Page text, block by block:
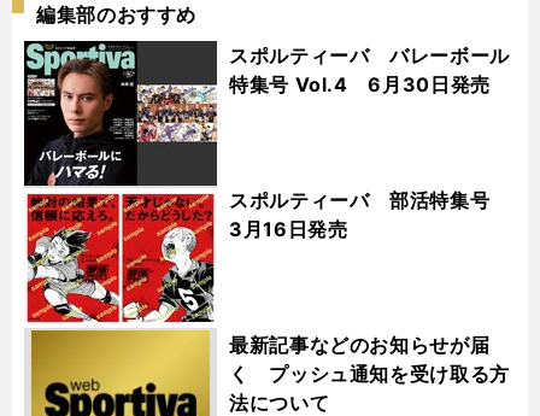
編集部のおすすめ
スポルティーバ バレーボール
特集号 Vol.4 6月30日発売
スポルティーバ 部活特集号
3月16日発売
最新記事などのお知らせが届
く プッシュ通知を受け取る方
法について